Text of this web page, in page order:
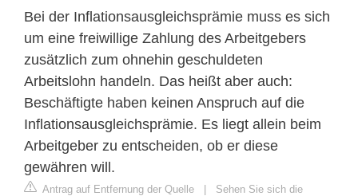
Bei der Inflationsausgleichsprämie muss es sich
um eine freiwillige Zahlung des Arbeitgebers
zusätzlich zum ohnehin geschuldeten
Arbeitslohn handeln. Das heißt aber auch:
Beschäftigte haben keinen Anspruch auf die
Inflationsausgleichsprämie. Es liegt allein beim
Arbeitgeber zu entscheiden, ob er diese
gewähren will.
Antrag auf Entfernung der Quelle | Sehen Sie sich die